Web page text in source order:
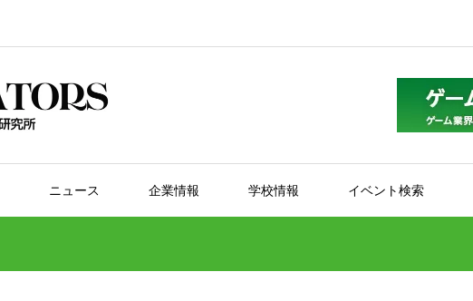
ニュース 企業情報 学校情報 イベント検索